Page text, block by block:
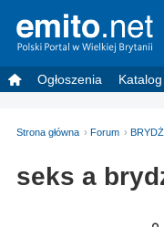
Ogłoszenia
Strona główna Forum BRYDŻ
seks a